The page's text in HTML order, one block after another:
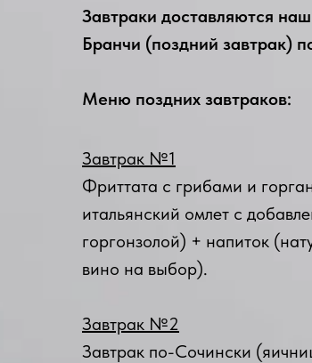
Завтраки доставляются
Бранчи (поздний завтрак)
Меню поздних завтраков:
Завтрак №1
Фриттата с грибами и
итальянский омлет с
горгонзолой) + напиток
вино на выбор).
Завтрак №2
Завтрак по-Сочински